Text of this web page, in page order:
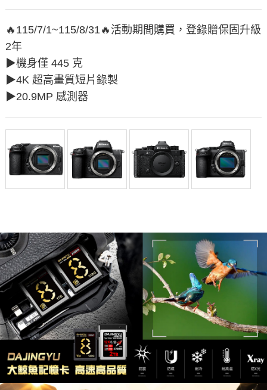
🔥115/7/1~115/8/31🔥活動期間購買，登錄贈保固升級
2年
▶︎機身僅 445 克
▶︎4K 超高畫質短片錄製
▶︎20.9MP 感測器